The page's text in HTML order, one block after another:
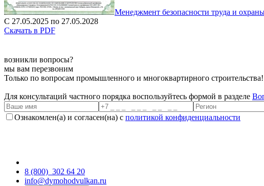
Менеджмент безопасности труда и
С 27.05.2025 по 27.05.2028
Скачать в PDF
возникли вопросы?
мы вам перезвоним
Только по вопросам промышленного и многоквартирного строительства!
Для консультаций частного порядка воспользуйтесь формой в разделе
Ознакомлен(а) и согласен(на) с политикой конфиденциальности
8 (800) 302 64 20
info@dymohodvulkan.ru